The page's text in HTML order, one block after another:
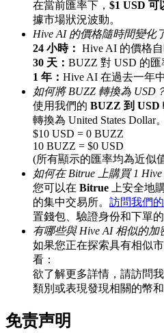
增值寶
使您的資產穩定增值
在當前匯率下， $1 USD 可
據市場狀況波動。
Hive AI 的價格隨時間變化
24 小時： Hive AI 的價格
30 天： BUZZ 對 USD 的
1 年： Hive AI 在過去一年
如何將 BUZZ 轉換為 USD
使用我們的 BUZZ 到 USD
轉換為 United States Dollar
$10 USD = 0 BUZZ
10 BUZZ = $0 USD
(所有顯示的匯率均為近似
如何在 Bitrue 上購買 1 Hive
您可以在 Bitrue 上安全地
的集中交易所。 訪問我們
置錢包、驗證身份和下單的
有哪些與 Hive AI 相似的加
如果您正在探索具有相似
看：
欲了解更多詳情，請訪問
類別或表現發現相關的幣和
免责声明